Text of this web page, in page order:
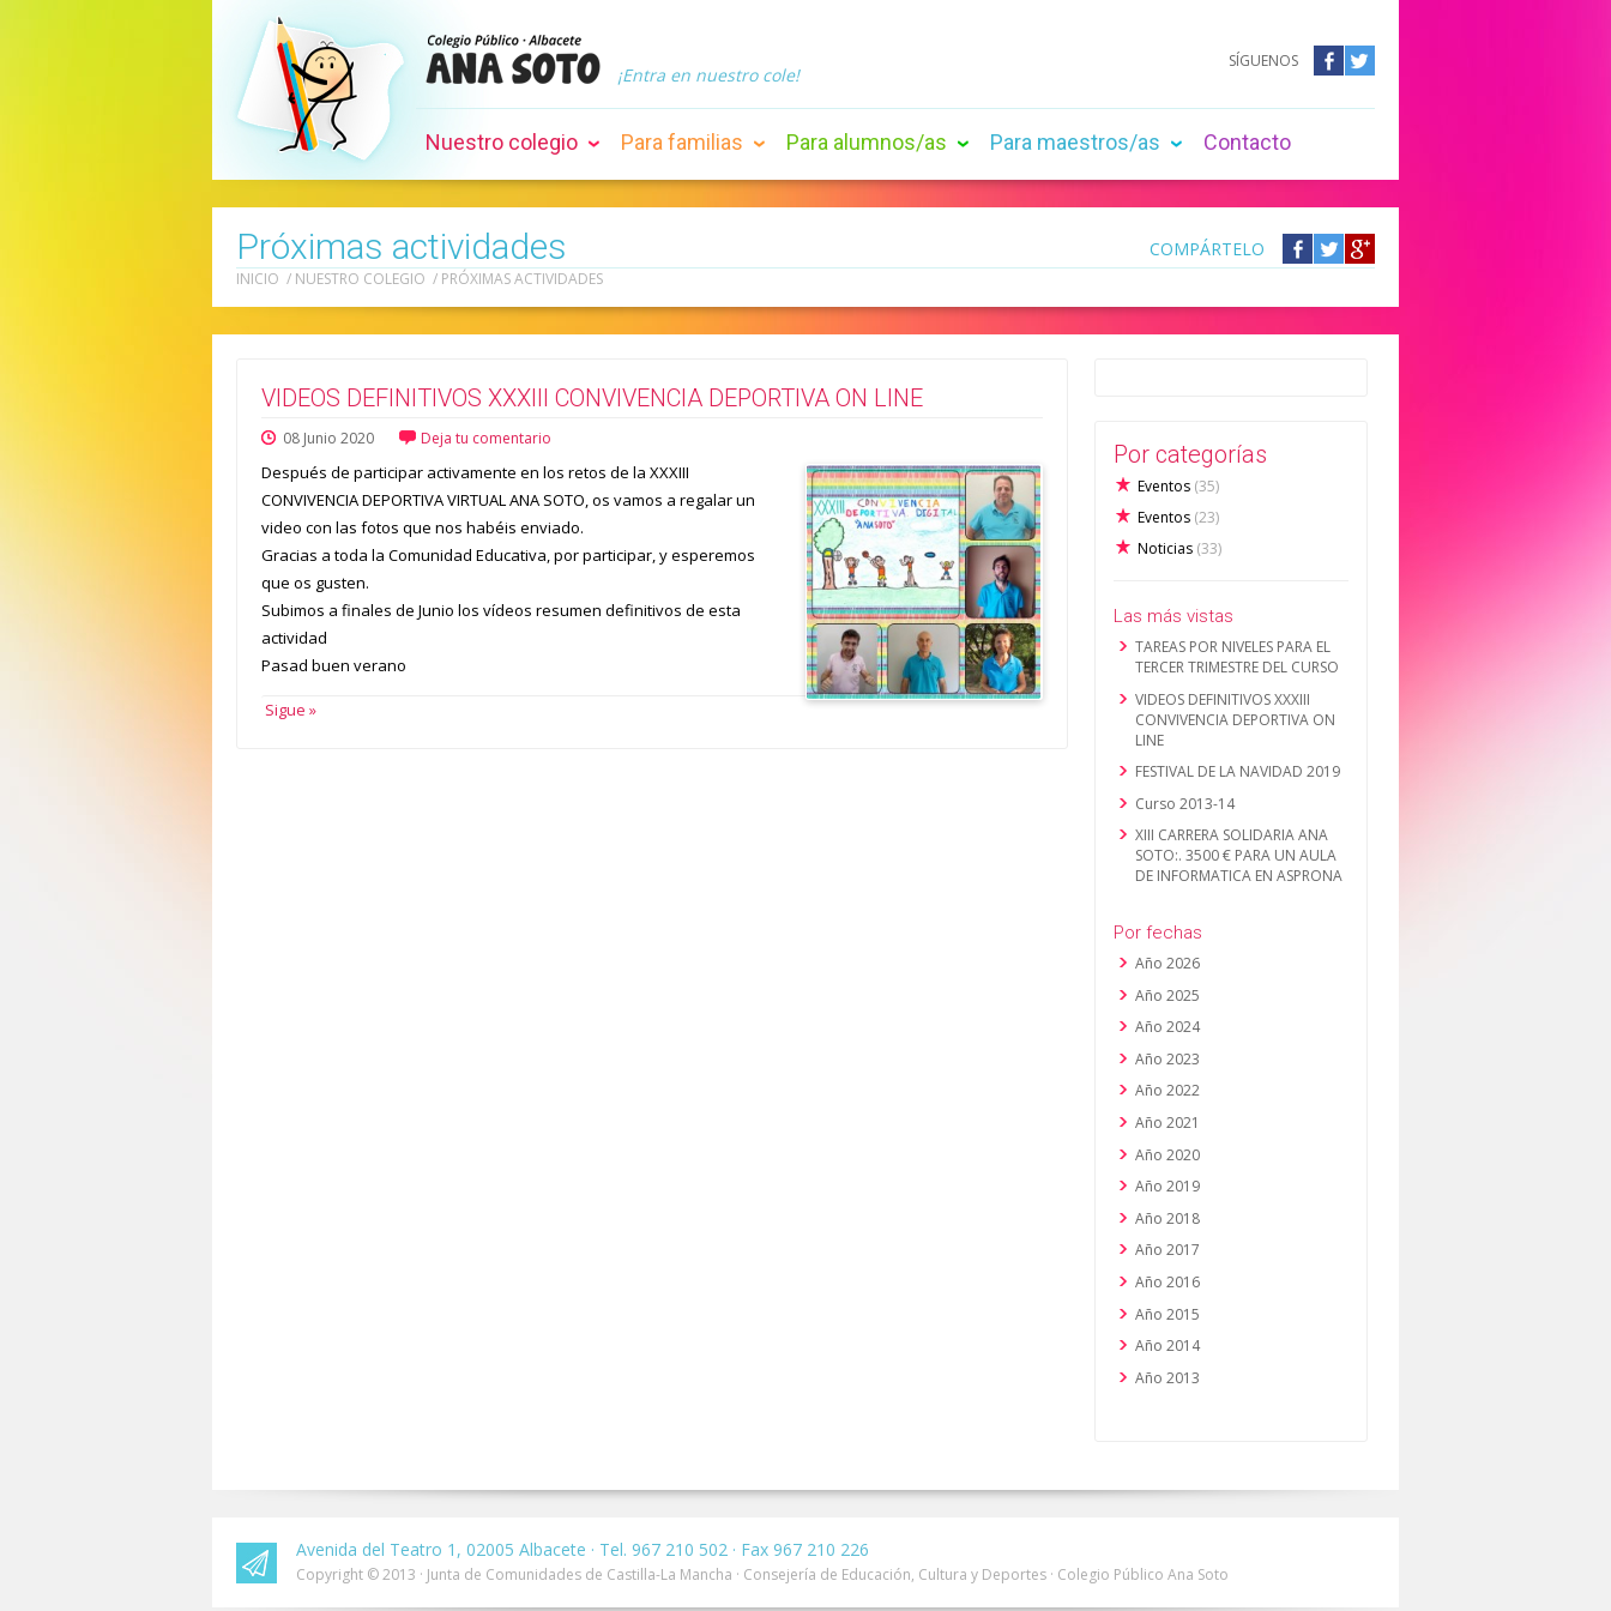
¡Entra en nuestro cole!
SÍGUENOS
Nuestro colegio Para familias Para alumnos/as Para maestros/as Contacto
Próximas actividades COMPÁRTELO
Compártelo
Facebook
Compártelo
Twitter
Compártelo
Google
INICIO / NUESTRO COLEGIO / PRÓXIMAS ACTIVIDADES
VIDEOS DEFINITIVOS XXXIII CONVIVENCIA DEPORTIVA ON LINE
08 Junio 2020 Deja tu comentario
Después de participar activamente en los retos de la XXXIII
CONVIVENCIA DEPORTIVA VIRTUAL ANA SOTO, os vamos a regalar un
video con las fotos que nos habéis enviado.
Gracias a toda la Comunidad Educativa, por participar, y esperemos
que os gusten.
Subimos a finales de Junio los vídeos resumen definitivos de esta
actividad
Pasad buen verano
Sigue »
Por categorías
Eventos (35)
Eventos (23)
Noticias (33)
Las más vistas
TAREAS POR NIVELES PARA EL
TERCER TRIMESTRE DEL CURSO
VIDEOS DEFINITIVOS XXXIII
CONVIVENCIA DEPORTIVA ON
LINE
FESTIVAL DE LA NAVIDAD 2019
Curso 2013-14
XIII CARRERA SOLIDARIA ANA
SOTO:. 3500 € PARA UN AULA
DE INFORMATICA EN ASPRONA
Por fechas
Año 2026
Año 2025
Año 2024
Año 2023
Año 2022
Año 2021
Año 2020
Año 2019
Año 2018
Año 2017
Año 2016
Año 2015
Año 2014
Año 2013
Avenida del Teatro 1, 02005 Albacete · Tel. 967 210 502 · Fax 967 210 226
Copyright © 2013 · Junta de Comunidades de Castilla-La Mancha · Consejería de Educación, Cultura y Deportes · Colegio Público Ana Soto